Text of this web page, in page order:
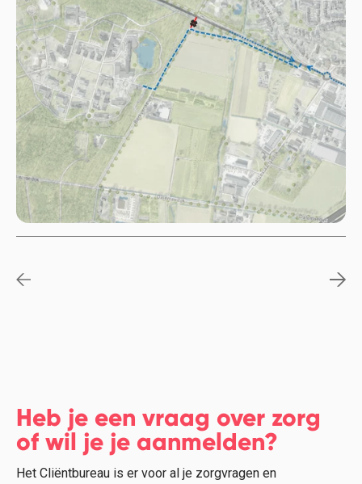
Heb je een vraag over zorg
of wil je je aanmelden?
Het Cliëntbureau is er voor al je zorgvragen en